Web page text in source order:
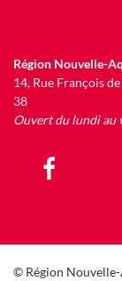
Région Nouvelle-
14, Rue François
38
Ouvert du lundi au
© Région